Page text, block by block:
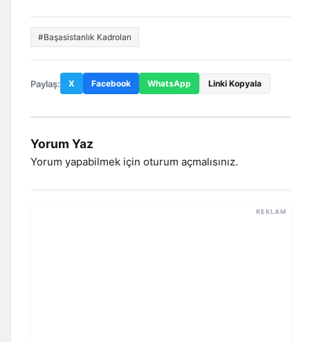
#Başasistanlık Kadroları
Paylaş: X Facebook WhatsApp Linki Kopyala
Yorum Yaz
Yorum yapabilmek için oturum açmalısınız.
REKLAM